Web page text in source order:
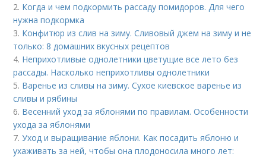
2. Когда и чем подкормить рассаду помидоров. Для чего
нужна подкормка
3. Конфитюр из слив на зиму. Сливовый джем на зиму и не
только: 8 домашних вкусных рецептов
4. Неприхотливые однолетники цветущие все лето без
рассады. Насколько неприхотливы однолетники
5. Варенье из сливы на зиму. Сухое киевское варенье из
сливы и рябины
6. Весенний уход за яблонями по правилам. Особенности
ухода за яблонями
7.Уход и выращивание яблони. Как посадить яблоню и
ухаживать за ней, чтобы она плодоносила много лет: